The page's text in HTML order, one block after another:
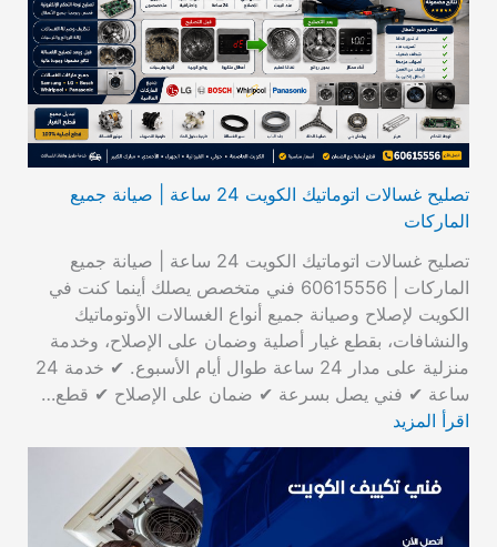
تصليح غسالات اتوماتيك الكويت 24 ساعة | صيانة جميع
الماركات
تصليح غسالات اتوماتيك الكويت 24 ساعة | صيانة جميع
الماركات | 60615556 فني متخصص يصلك أينما كنت في
الكويت لإصلاح وصيانة جميع أنواع الغسالات الأوتوماتيك
والنشافات، بقطع غيار أصلية وضمان على الإصلاح، وخدمة
منزلية على مدار 24 ساعة طوال أيام الأسبوع. ✔ خدمة 24
ساعة ✔ فني يصل بسرعة ✔ ضمان على الإصلاح ✔ قطع…
اقرأ المزيد